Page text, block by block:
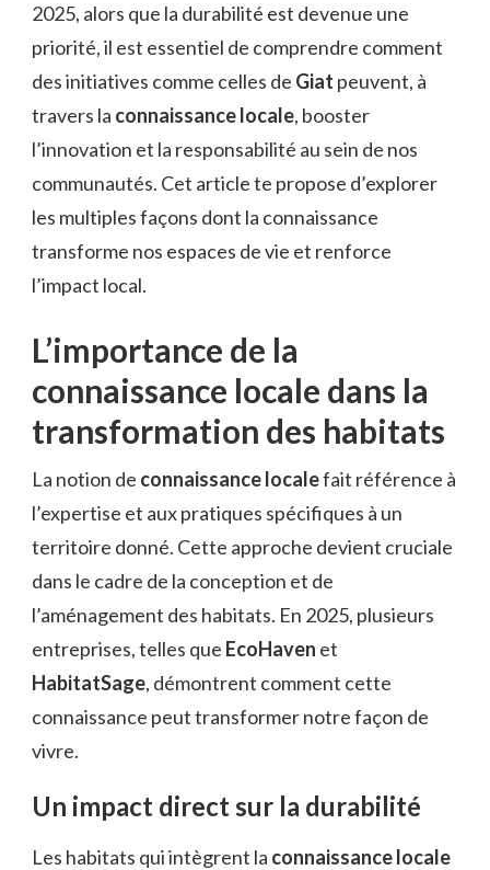
2025, alors que la durabilité est devenue une
priorité, il est essentiel de comprendre comment
des initiatives comme celles de Giat peuvent, à
travers la connaissance locale, booster
l’innovation et la responsabilité au sein de nos
communautés. Cet article te propose d’explorer
les multiples façons dont la connaissance
transforme nos espaces de vie et renforce
l’impact local.
L’importance de la
connaissance locale dans la
transformation des habitats
La notion de connaissance localefait référence à
l’expertise et aux pratiques spécifiques à un
territoire donné. Cette approche devient cruciale
dans le cadre de la conception et de
l’aménagement des habitats. En 2025, plusieurs
entreprises, telles que EcoHaven et
HabitatSage, démontrent comment cette
connaissance peut transformer notre façon de
vivre.
Un impact direct sur la durabilité
Les habitats qui intègrent la connaissance locale